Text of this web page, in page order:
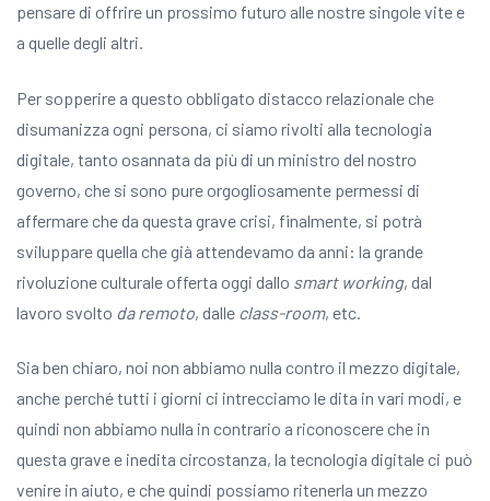
pensare di offrire un prossimo futuro alle nostre singole vite e
a quelle degli altri.
Per sopperire a questo obbligato distacco relazionale che
disumanizza ogni persona, ci siamo rivolti alla tecnologia
digitale, tanto osannata da più di un ministro del nostro
governo, che si sono pure orgogliosamente permessi di
affermare che da questa grave crisi, finalmente, si potrà
sviluppare quella che già attendevamo da anni: la grande
rivoluzione culturale offerta oggi dallo smart working, dal
lavoro svolto da remoto, dalle class-room, etc.
Sia ben chiaro, noi non abbiamo nulla contro il mezzo digitale,
anche perché tutti i giorni ci intrecciamo le dita in vari modi, e
quindi non abbiamo nulla in contrario a riconoscere che in
questa grave e inedita circostanza, la tecnologia digitale ci può
venire in aiuto, e che quindi possiamo ritenerla un mezzo